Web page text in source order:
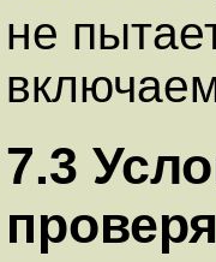
не
7.3